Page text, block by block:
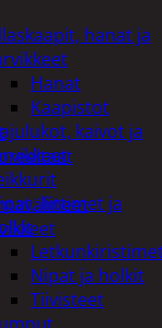
hanat ja
Hanat
Kaapistot
kaivot ja
liittimet ja
Nipat ja holkit
Tiivisteet